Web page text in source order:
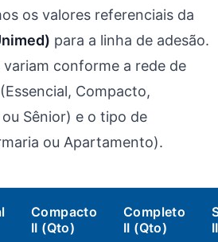
os valores referenciais da
para a linha de adesão.
conforme a rede de
Compacto,
Sênior) e o tipo de
ou Apartamento).
Compacto
II (Qto)
Completo
II (Qto)